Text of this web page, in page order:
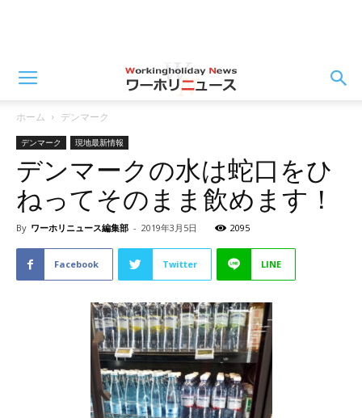
ホーム デンマーク
デンマーク 現地最新情報
デンマークの水は蛇口をひ
ねってそのまま飲めます！
By ワーホリニュース編集部 - 2019年3月5日 2095
Facebook Twitter LINE